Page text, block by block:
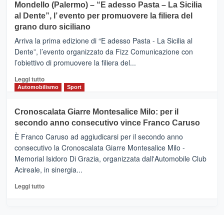
e
messaggi
di
CASTIGLIONE
DI
SICILIA
(Ct)
–
Il
Borgo
Gusto,
il
tra
sapori
vicoli
medievali
Mondello (Palermo) – “E adesso Pasta – La Sicilia
al Dente”, l’ evento per promuovere la filiera del
grano duro siciliano
Arriva la prima edizione di “E adesso Pasta - La Sicilia al
Dente”, l’evento organizzato da Fizz Comunicazione con
l’obiettivo di promuovere la filiera del...
Leggi tuttoLeggi
di
Mondello
(Palermo)
–
“E
adesso
Pasta
–
Sicilia
Automobilismo Sport
Cronoscalata Giarre Montesalice Milo: per il
secondo anno consecutivo vince Franco Caruso
È Franco Caruso ad aggiudicarsi per il secondo anno
consecutivo la Cronoscalata Giarre Montesalice Milo -
Memorial Isidoro Di Grazia, organizzata dall'Automobile Club
Acireale, in sinergia...
Leggi tuttoLeggi